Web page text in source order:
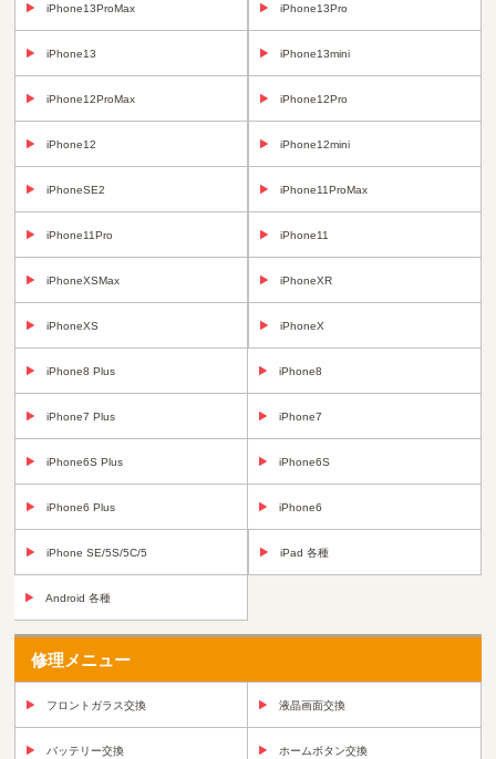
iPhone13ProMax iPhone13Pro
iPhone13 iPhone13mini
iPhone12ProMax iPhone12Pro
iPhone12 iPhone12mini
iPhoneSE2 iPhone11ProMax
iPhone11Pro iPhone11
iPhoneXSMax iPhoneXR
iPhoneXS iPhoneX
iPhone8 Plus iPhone8
iPhone7 Plus iPhone7
iPhone6S Plus iPhone6S
iPhone6 Plus iPhone6
iPhone SE/5S/5C/5 iPad 各種
Android 各種
修理メニュー
フロントガラス交換 液晶画面交換
バッテリー交換 ホームボタン交換